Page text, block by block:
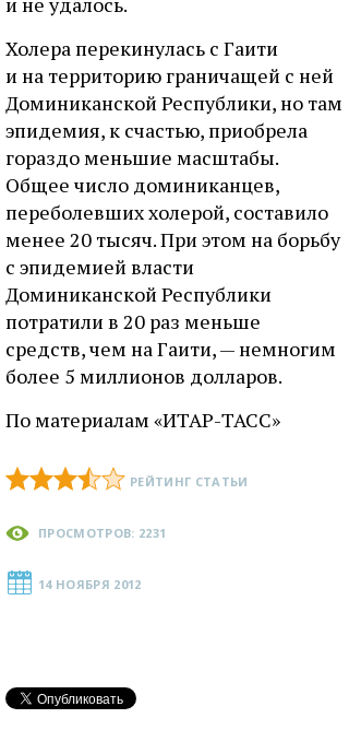
Холера перекинулась с Гаити
и на территорию граничащей с ней
Доминиканской Республики, но там
эпидемия, к счастью, приобрела
гораздо меньшие масштабы.
Общее число доминиканцев,
переболевших холерой, составило
менее 20 тысяч. При этом на борьбу
с эпидемией власти
Доминиканской Республики
потратили в 20 раз меньше
средств, чем на Гаити, — немногим
более 5 миллионов долларов.
По материалам «ИТАР-ТАСС»
РЕЙТИНГ СТАТЬИ
ПРОСМОТРОВ: 2231
14 НОЯБРЯ 2012